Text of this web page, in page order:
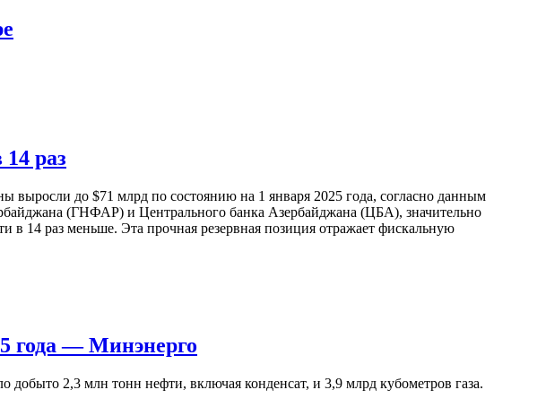
раз
выросли до $71 млрд по состоянию на 1 января 2025 года, согласно данным
(ГНФАР) и Центрального банка Азербайджана (ЦБА), значительно
в 14 раз меньше. Эта прочная резервная позиция отражает фискальную
года — Минэнерго
2,3 млн тонн нефти, включая конденсат, и 3,9 млрд кубометров газа.